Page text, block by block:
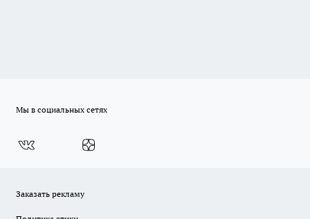
Мы в социальных сетях
Заказать рекламу